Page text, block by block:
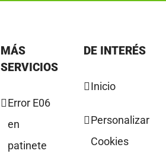
MÁS
SERVICIOS
Error E06
en
patinete
DE INTERÉS
Inicio
Personalizar
Cookies